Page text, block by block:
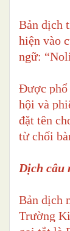
Bản dịch
hiện vào
ngữ:
Được phổ
hội và
đặt tên
từ chối
Dịch câu
Bản dịch
Trường